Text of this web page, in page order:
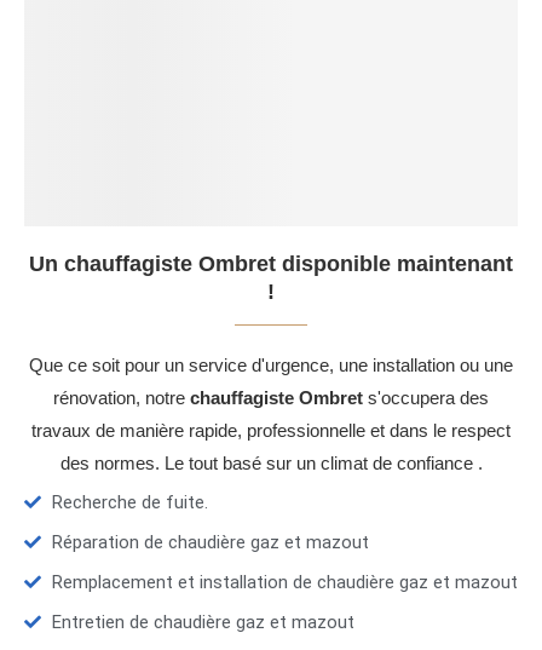
Un chauffagiste Ombret disponible maintenant
!
Que ce soit pour un service d'urgence, une installation ou une
rénovation, notre chauffagiste Ombret s'occupera des
travaux de manière rapide, professionnelle et dans le respect
des normes. Le tout basé sur un climat de confiance .
Recherche de fuite.
Réparation de chaudière gaz et mazout
Remplacement et installation de chaudière gaz et mazout
Entretien de chaudière gaz et mazout